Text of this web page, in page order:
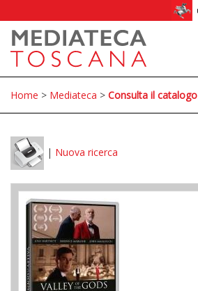
Home > Mediateca > Consulta il catalogo
| Nuova ricerca